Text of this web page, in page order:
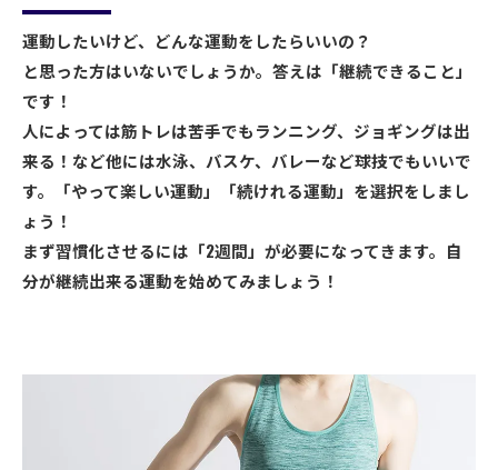
運動したいけど、どんな運動をしたらいいの？
と思った方はいないでしょうか。答えは「継続できること」
です！
人によっては筋トレは苦手でもランニング、ジョギングは出
来る！など他には水泳、バスケ、バレーなど球技でもいいで
す。「やって楽しい運動」「続けれる運動」を選択をしまし
ょう！
まず習慣化させるには「2週間」が必要になってきます。自
分が継続出来る運動を始めてみましょう！